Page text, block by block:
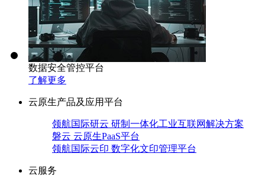
数据安全管控平台
了解更多
云原生产品及应用平台
领航国际研云 研制一体化工业互联网解决方案
磐云 云原生PaaS平台
领航国际云印 数字化文印管理平台
云服务